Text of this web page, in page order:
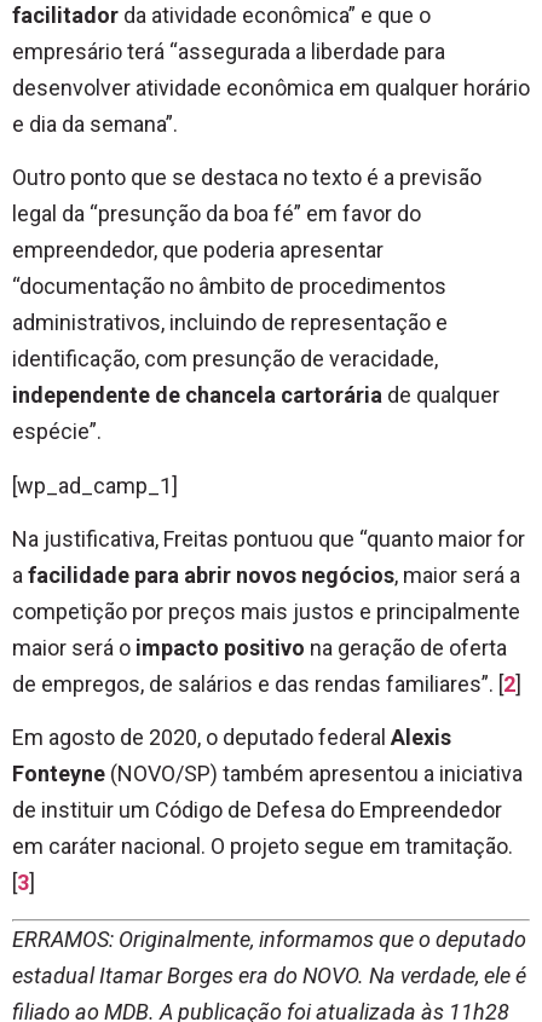
facilitador da atividade econômica” e que o
empresário terá “assegurada a liberdade para
desenvolver atividade econômica em qualquer horário
e dia da semana”.
Outro ponto que se destaca no texto é a previsão
legal da “presunção da boa fé” em favor do
empreendedor, que poderia apresentar
“documentação no âmbito de procedimentos
administrativos, incluindo de representação e
identificação, com presunção de veracidade,
independente de chancela cartorária de qualquer
espécie”.
[wp_ad_camp_1]
Na justificativa, Freitas pontuou que “quanto maior for
a facilidade para abrir novos negócios, maior será a
competição por preços mais justos e principalmente
maior será o impacto positivo na geração de oferta
de empregos, de salários e das rendas familiares”. [2]
Em agosto de 2020, o deputado federal Alexis
Fonteyne (NOVO/SP) também apresentou a iniciativa
de instituir um Código de Defesa do Empreendedor
em caráter nacional. O projeto segue em tramitação.
[3]
ERRAMOS: Originalmente, informamos que o deputado
estadual Itamar Borges era do NOVO. Na verdade, ele é
filiado ao MDB. A publicação foi atualizada às 11h28